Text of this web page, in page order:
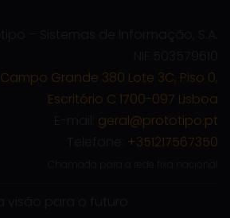
Campo Grande 380 Lote 3C, Piso 0,
Escritório C 1700-097 Lisboa
geral@prototipo.pt
+351217567350